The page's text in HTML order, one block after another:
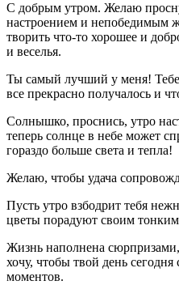
С добрым утром. Желаю
настроением и непобедимым
творить что-то хорошее и
и веселья.
Ты самый лучший у меня!
все прекрасно получалось и
Солнышко, проснись, утро
теперь солнце в небе может
гораздо больше света и тепла!
Желаю, чтобы удача
Пусть утро взбодрит тебя
цветы порадуют своим
Жизнь наполнена
хочу, чтобы твой день
моментов.